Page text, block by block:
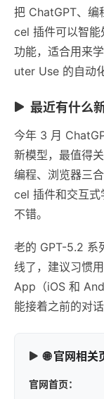
把 ChatGPT、编
cel 插件可以智
功能，适合用来
uter Use 的自动
最近有什么
今年 3 月
新模型，最值得
编程、浏览器三
cel 插件和交互式
不错。
老的 GPT-5.2 系
线了，建议习惯
App（iOS 和
能接着之前的对话
🌐 官网相关
官网首页：